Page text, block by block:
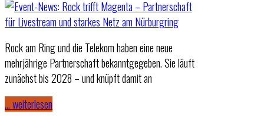
Rock am Ring und die Telekom haben eine neue
mehrjährige Partnerschaft bekanntgegeben. Sie läuft
zunächst bis 2028 – und knüpft damit an
… weiterlesen